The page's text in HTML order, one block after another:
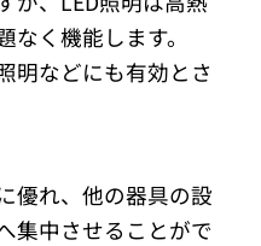
く機能します。
明などにも有効とさ
優れ、他の器具の設
集中させることがで